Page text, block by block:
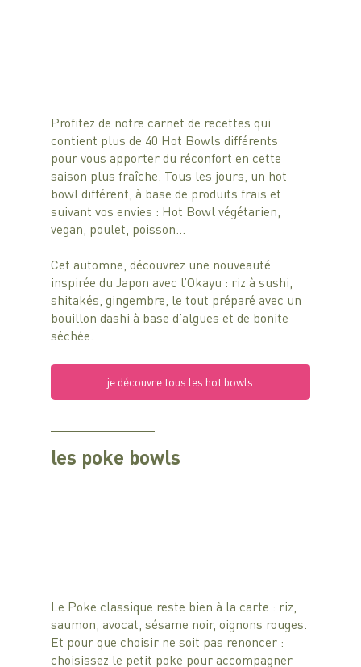
Profitez de notre carnet de recettes qui
contient plus de 40 Hot Bowls différents
pour vous apporter du réconfort en cette
saison plus fraîche. Tous les jours, un hot
bowl différent, à base de produits frais et
suivant vos envies : Hot Bowl végétarien,
vegan, poulet, poisson…
Cet automne, découvrez une nouveauté
inspirée du Japon avec l’Okayu : riz à sushi,
shitakés, gingembre, le tout préparé avec un
bouillon dashi à base d’algues et de bonite
séchée.
je découvre tous les hot bowls
les poke bowls
Le Poke classique reste bien à la carte : riz,
saumon, avocat, sésame noir, oignons rouges.
Et pour que choisir ne soit pas renoncer :
choisissez le petit poke pour accompagner